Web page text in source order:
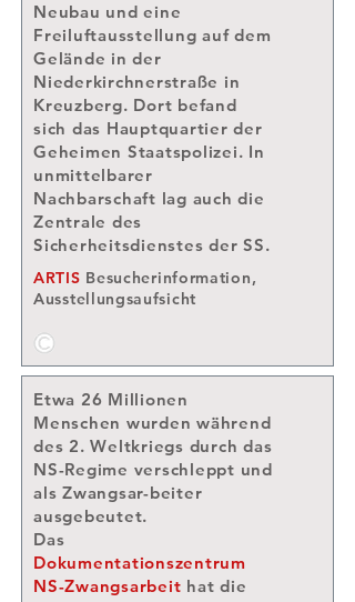
Neubau und eine
Freiluftausstellung auf dem
Gelände in der
Niederkirchnerstraße in
Kreuzberg. Dort befand
sich das Hauptquartier der
Geheimen Staatspolizei. In
unmittelbarer
Nachbarschaft lag auch die
Zentrale des
Sicherheitsdienstes der SS.
ARTIS Besucherinformation,
Ausstellungsaufsicht
Etwa 26 Millionen
Menschen wurden während
des 2. Weltkriegs durch das
NS-Regime verschleppt und
als Zwangsar-beiter
ausgebeutet.
Das
Dokumentationszentrum
NS-Zwangsarbeit hat die